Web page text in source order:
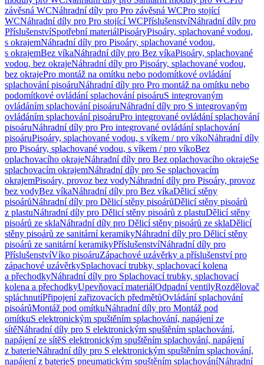
závěsná WCNáhradní díly pro Pro závěsná WCPro stojící
WCNáhradní díly pro Pro stojící WCPříslušenstvíNáhradní díly pro
PříslušenstvíSpotřební materiálPisoáryPisoáry, splachované vodou,
s okrajemNáhradní díly pro Pisoáry, splachované vodou,
s okrajemBez víkaNáhradní díly pro Bez víkaPisoáry, splachované
vodou, bez okrajeNáhradní díly pro Pisoáry, splachované vodou,
bez okrajePro montáž na omítku nebo podomítkové ovládání
splachování pisoáruNáhradní díly pro Pro montáž na omítku nebo
podomítkové ovládání splachování pisoáruS integrovaným
ovládáním splachování pisoáruNáhradní díly pro S integrovaným
ovládáním splachování pisoáruPro integrované ovládání splachování
pisoáruNáhradní díly pro Pro integrované ovládání splachování
pisoáruPisoáry, splachované vodou, s víkem / pro víkoNáhradní díly
pro Pisoáry, splachované vodou, s víkem / pro víkoBez
oplachovacího okrajeNáhradní díly pro Bez oplachovacího okrajeSe
splachovacím okrajemNáhradní díly pro Se splachovacím
okrajemPisoáry, provoz bez vodyNáhradní díly pro Pisoáry, provoz
bez vodyBez víkaNáhradní díly pro Bez víkaDělicí stěny
pisoárůNáhradní díly pro Dělicí stěny pisoárůDělicí stěny pisoárů
z plastuNáhradní díly pro Dělicí stěny pisoárů z plastuDělicí stěny
pisoárů ze sklaNáhradní díly pro Dělicí stěny pisoárů ze sklaDělicí
stěny pisoárů ze sanitární keramikyNáhradní díly pro Dělicí stěny
pisoárů ze sanitární keramikyPříslušenstvíNáhradní díly pro
PříslušenstvíVíko pisoáruZápachové uzávěrky a příslušenství pro
zápachové uzávěrkySplachovací trubky, splachovací kolena
a přechodkyNáhradní díly pro Splachovací trubky, splachovací
kolena a přechodkyUpevňovací materiálOdpadní ventilyRozdělovač
spláchnutíPřipojení zařizovacích předmětůOvládání splachování
pisoárůMontáž pod omítkuNáhradní díly pro Montáž pod
omítkuS elektronickým spuštěním splachování, napájení ze
sítěNáhradní díly pro S elektronickým spuštěním splachování,
napájení ze sítěS elektronickým spuštěním splachování, napájení
z baterieNáhradní díly pro S elektronickým spuštěním splachování,
napájení z baterieS pneumatickým spuštěním splachováníNáhradní